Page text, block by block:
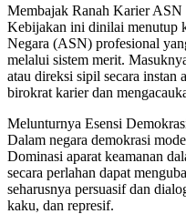
Membajak Ranah Karier ASN
Kebijakan ini dinilai menutup
Negara (ASN) profesional
melalui sistem merit.
atau direksi sipil secara instan
birokrat karier dan
Melunturnya Esensi
Dalam negara demokrasi
Dominasi aparat keamanan
secara perlahan dapat
seharusnya persuasif dan
kaku, dan represif.